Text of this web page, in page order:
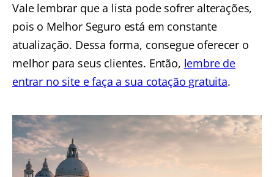
Vale lembrar que a lista pode sofrer alterações,
pois o Melhor Seguro está em constante
atualização. Dessa forma, consegue oferecer o
melhor para seus clientes. Então, lembre de
entrar no site e faça a sua cotação gratuita.